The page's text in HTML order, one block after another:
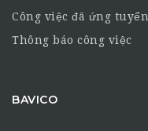
Công việc đã ứng tuyển
Thông báo công việc
BAVICO